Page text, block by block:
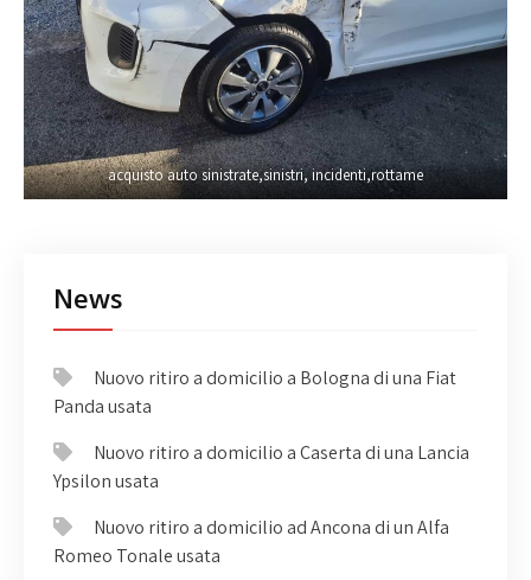
acquisto auto sinistrate,sinistri, incidenti,rottame
News
Nuovo ritiro a domicilio a Bologna di una Fiat
Panda usata
Nuovo ritiro a domicilio a Caserta di una Lancia
Ypsilon usata
Nuovo ritiro a domicilio ad Ancona di un Alfa
Romeo Tonale usata